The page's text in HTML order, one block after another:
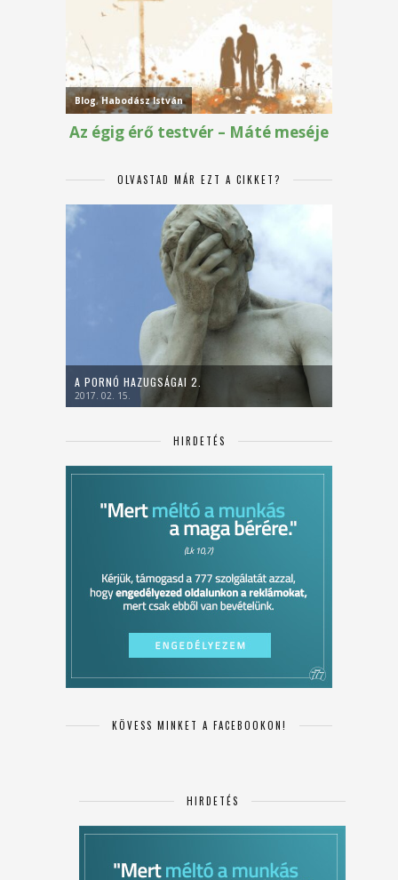
OLVASTAD MÁR EZT A CIKKET?
A PORNÓ HAZUGSÁGAI 2.
2017. 02. 15.
HIRDETÉS
KÖVESS MINKET A FACEBOOKON!
HIRDETÉS